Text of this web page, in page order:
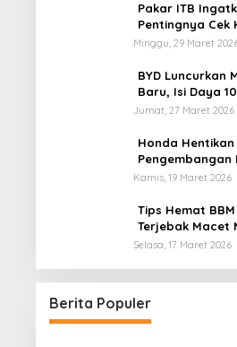
Pakar ITB
Pentingnya Cek
Kendaraan Usai
Minggu, 29 Maret
BYD Luncurkan
Baru, Isi Daya
Hanya 9 Menit
Jumat, 27 Maret 2026
Honda Hentikan
Pengembangan
Kian Tertinggal
Kamis, 19 Maret 2026
Tips Hemat
Terjebak Macet
Saran Pakar ITB
Selasa, 17 Maret 2026
Berita Populer